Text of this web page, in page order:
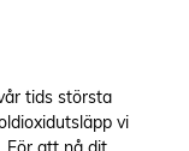
tids största
vi